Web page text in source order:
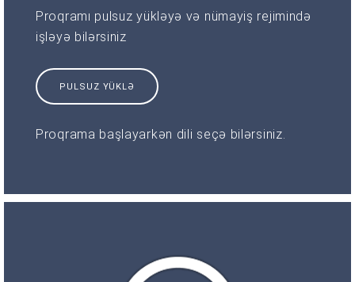
Proqramı pulsuz yükləyə və nümayiş rejimində
işləyə bilərsiniz
PULSUZ YÜKLƏ
Proqrama başlayarkən dili seçə bilərsiniz.